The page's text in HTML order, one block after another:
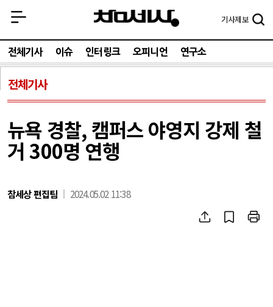
기사제보
전체기사 이슈 인터링크 오피니언 연구소
전체기사
뉴욕 경찰, 캠퍼스 야영지 강제 철
거 300명 연행
참세상 편집팀 2024.05.02 11:38